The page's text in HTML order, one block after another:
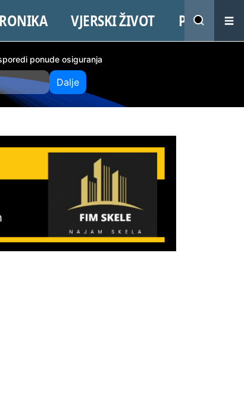
VJERSKI ŽIVOT PROMO
ponude osiguranja
Dalje